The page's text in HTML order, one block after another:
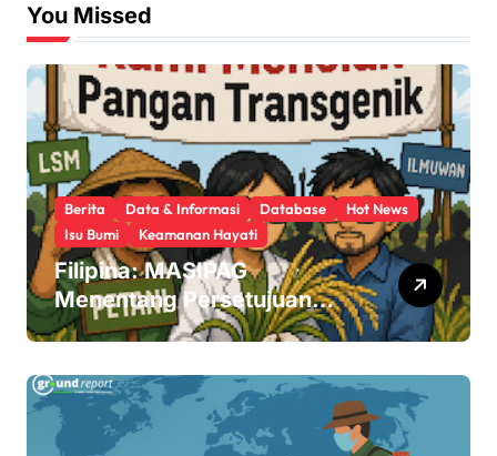
s
t
s
p
a
g
i
n
a
t
You Missed
Berita Data & Informasi Database
Hot News
Isu Bumi
Keamanan Hayati
Filipina: MASIPAG
Menentang Persetujuan
Beras Transgenik